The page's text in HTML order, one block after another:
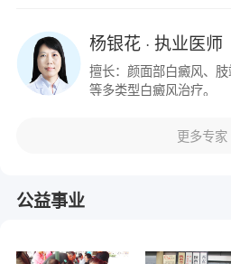
杨银花· 执业医师
擅长：颜面部白癜风、
等多类型白癜风治疗。
更多专家
公益事业